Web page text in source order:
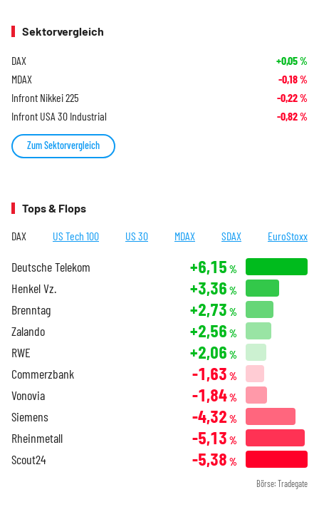
Sektorvergleich
DAX +0,05%
MDAX -0,18%
Infront Nikkei 225 -0,22%
Infront USA 30 Industrial -0,82%
Zum Sektorvergleich
Tops & Flops
DAX US Tech 100 US 30 MDAX SDAX EuroStoxx
Deutsche Telekom +6,15 %
Henkel Vz. +3,36 %
Brenntag +2,73 %
Zalando +2,56 %
RWE +2,06 %
Commerzbank -1,63 %
Vonovia -1,84%
Siemens -4,32 %
Rheinmetall -5,13 %
Scout24 -5,38 %
Börse: Tradegate